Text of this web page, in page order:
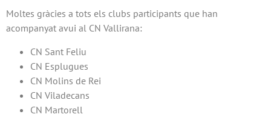
Moltes gràcies a tots els clubs participants que han
acompanyat avui al CN Vallirana:
CN Sant Feliu
CN Esplugues
CN Molins de Rei
CN Viladecans
CN Martorell